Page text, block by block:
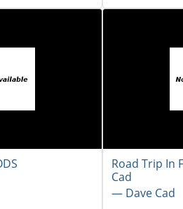
Road Trip In
Cad
― Dave Cad